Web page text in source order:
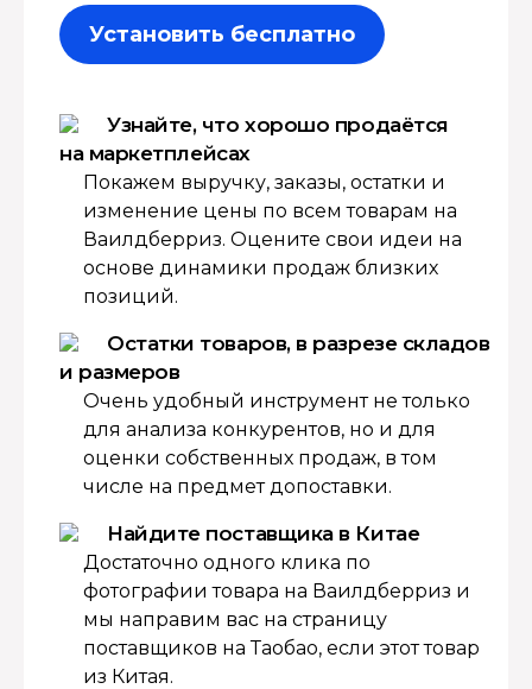
Установить бесплатно
Узнайте, что хорошо продаётся
на маркетплейсах
Покажем выручку, заказы, остатки и
изменение цены по всем товарам на
Ваилдберриз. Оцените свои идеи на
основе динамики продаж близких
позиций.
Остатки товаров, в разрезе складов
и размеров
Очень удобный инструмент не только
для анализа конкурентов, но и для
оценки собственных продаж, в том
числе на предмет допоставки.
Найдите поставщика в Китае
Достаточно одного клика по
фотографии товара на Ваилдберриз и
мы направим вас на страницу
поставщиков на Таобао, если этот товар
из Китая.